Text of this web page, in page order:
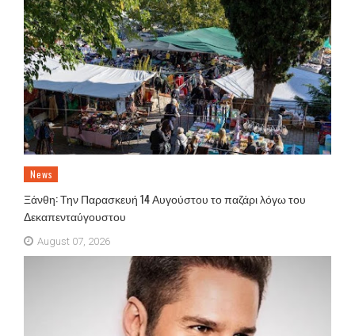
News
Ξάνθη: Την Παρασκευή 14 Αυγούστου το παζάρι λόγω του
Δεκαπενταύγουστου
August 07, 2026